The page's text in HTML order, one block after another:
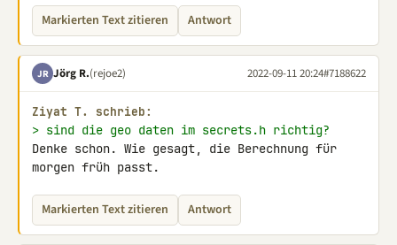
Markierten Text zitieren Antwort
JR Jörg R.(rejoe2) 2022-09-11 20:24#7188622
Ziyat T. schrieb:
> sind die geo daten im secrets.h richtig?
Denke schon. Wie gesagt, die Berechnung für
morgen früh passt.
Markierten Text zitieren Antwort